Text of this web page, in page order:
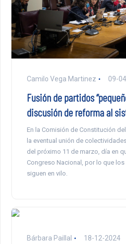
Camilo Vega Martinez 09-
Fusión de partidos
discusión de reforma al
En la Comisión de Constitución
la eventual unión de
del próximo 11 de marzo, día en
Congreso Nacional, por lo que
siguen en vilo.
Bárbara Paillal 18-12-2024